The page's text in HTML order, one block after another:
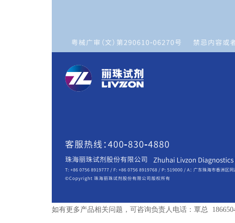
如有更多产品相关问题，可咨询负责人电话：覃总